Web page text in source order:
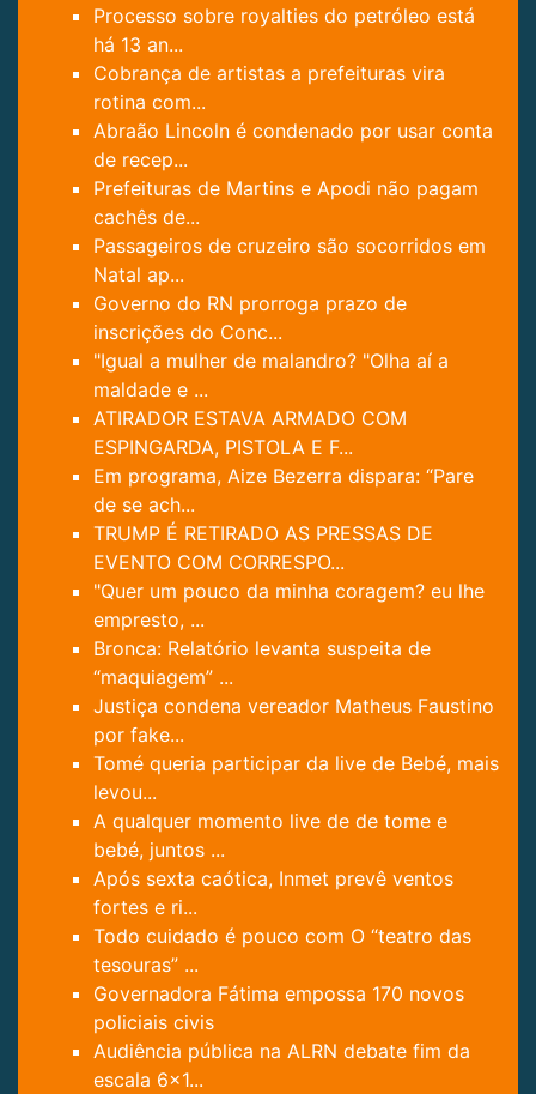
Processo sobre royalties do petróleo está
há 13 an...
Cobrança de artistas a prefeituras vira
rotina com...
Abraão Lincoln é condenado por usar conta
de recep...
Prefeituras de Martins e Apodi não pagam
cachês de...
Passageiros de cruzeiro são socorridos em
Natal ap...
Governo do RN prorroga prazo de
inscrições do Conc...
"Igual a mulher de malandro? "Olha aí a
maldade e ...
ATIRADOR ESTAVA ARMADO COM
ESPINGARDA, PISTOLA E F...
Em programa, Aize Bezerra dispara: “Pare
de se ach...
TRUMP É RETIRADO AS PRESSAS DE
EVENTO COM CORRESPO...
"Quer um pouco da minha coragem? eu lhe
empresto, ...
Bronca: Relatório levanta suspeita de
“maquiagem” ...
Justiça condena vereador Matheus Faustino
por fake...
Tomé queria participar da live de Bebé, mais
levou...
A qualquer momento live de de tome e
bebé, juntos ...
Após sexta caótica, Inmet prevê ventos
fortes e ri...
Todo cuidado é pouco com O “teatro das
tesouras” ...
Governadora Fátima empossa 170 novos
policiais civis
Audiência pública na ALRN debate fim da
escala 6x1...